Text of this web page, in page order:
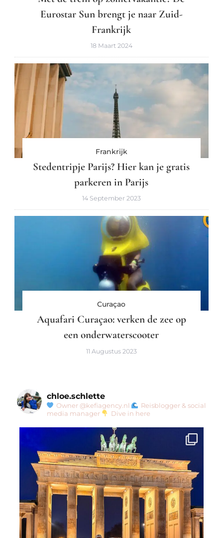
Eurostar Sun brengt je naar Zuid-
Frankrijk
18 Maart 2024
Frankrijk
Stedentripje Parijs? Hier kan je gratis
parkeren in Parijs
14 September 2023
Curaçao
Aquafari Curaçao: verken de zee op
een onderwaterscooter
11 Augustus 2023
chloe.schlette
Owner @kefiagency.nl
Reisblogger & social
media manager
Dive in here